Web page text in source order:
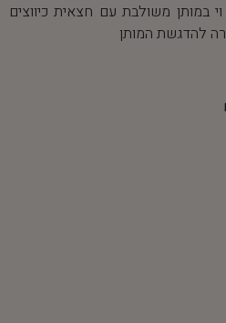
במותן משולבת עם חצאית כיווצים
להדגשת המותן